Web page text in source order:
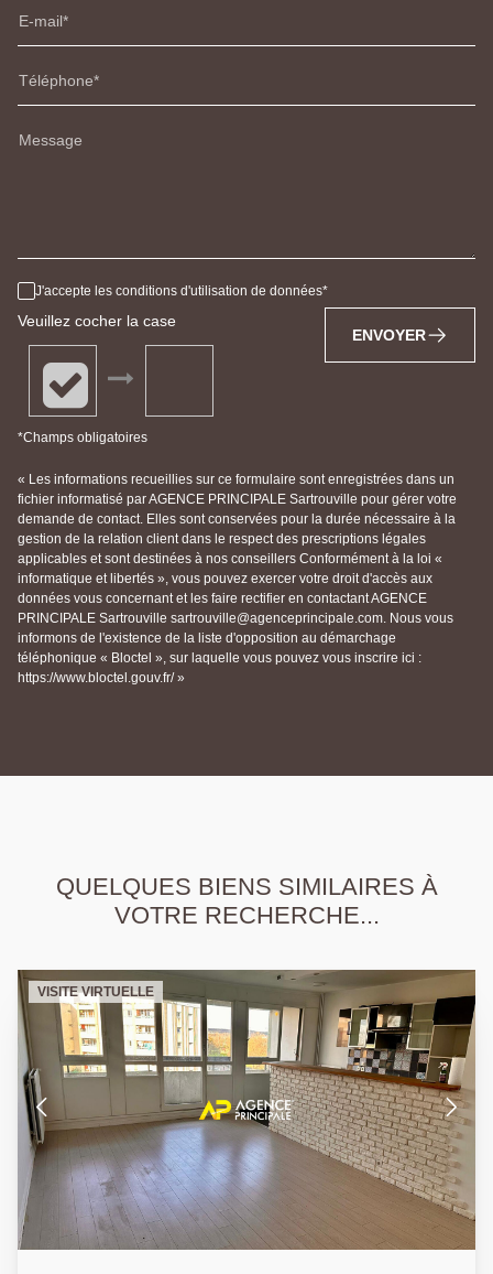
E-mail
Téléphone
Message
J'accepte les conditions d'utilisation de données
Veuillez cocher la case
*Champs obligatoires
ENVOYER
« Les informations recueillies sur ce formulaire sont enregistrées dans un
fichier informatisé par AGENCE PRINCIPALE Sartrouville pour gérer votre
demande de contact. Elles sont conservées pour la durée nécessaire à la
gestion de la relation client dans le respect des prescriptions légales
applicables et sont destinées à nos conseillers Conformément à la loi «
informatique et libertés », vous pouvez exercer votre droit d'accès aux
données vous concernant et les faire rectifier en contactant AGENCE
PRINCIPALE Sartrouville sartrouville@agenceprincipale.com. Nous vous
informons de l'existence de la liste d'opposition au démarchage
téléphonique « Bloctel », sur laquelle vous pouvez vous inscrire ici :
https://www.bloctel.gouv.fr/ »
QUELQUES BIENS SIMILAIRES À
VOTRE RECHERCHE...
VISITE VIRTUELLE